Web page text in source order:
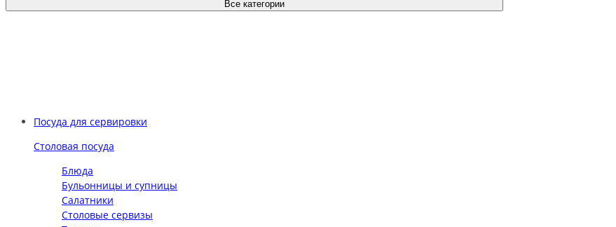
Все категории
Посуда для сервировки
Столовая посуда
Блюда
Бульонницы и супницы
Салатники
Столовые сервизы